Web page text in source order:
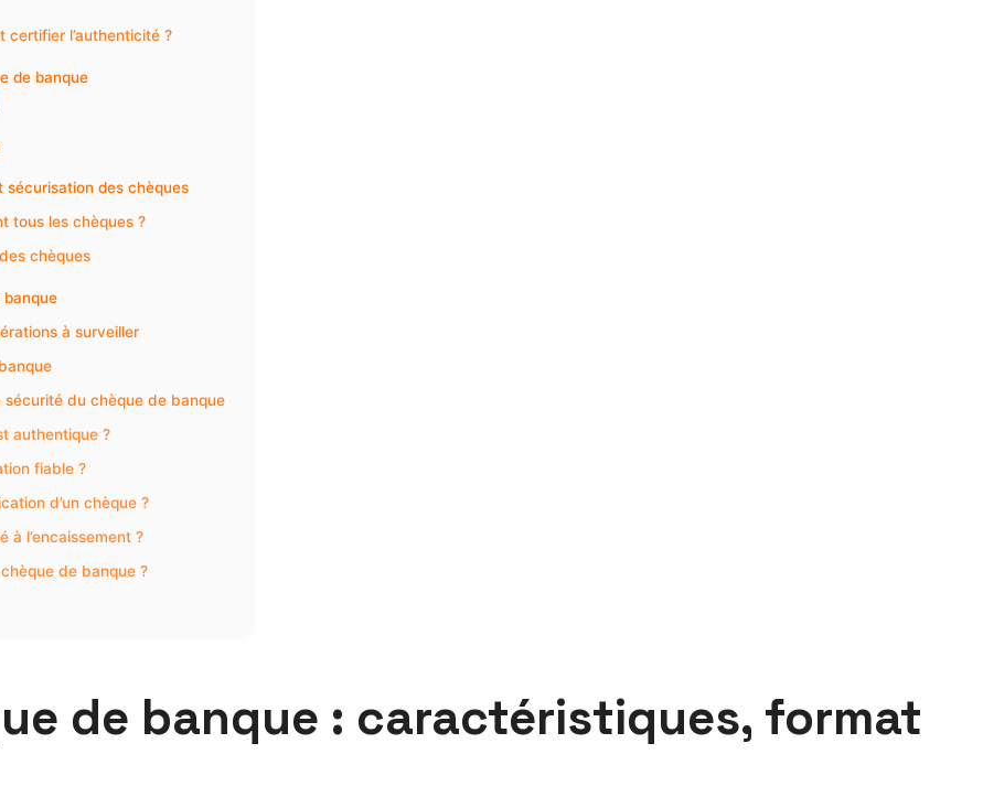
l’authenticité ?
de banque
sécurisation des chèques
tous les chèques ?
chèques
à surveiller
sécurité du chèque de banque
authentique ?
fiable ?
d’un chèque ?
à l’encaissement ?
de banque ?
de banque : caractéristiques, format